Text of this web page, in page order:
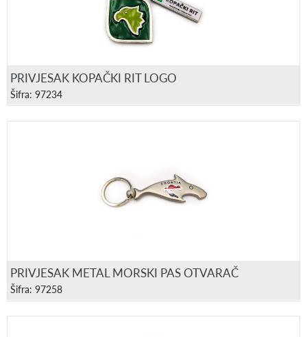
PRIVJESAK KOPAČKI RIT LOGO
Šifra: 97234
PRIVJESAK METAL MORSKI PAS OTVARAČ
Šifra: 97258